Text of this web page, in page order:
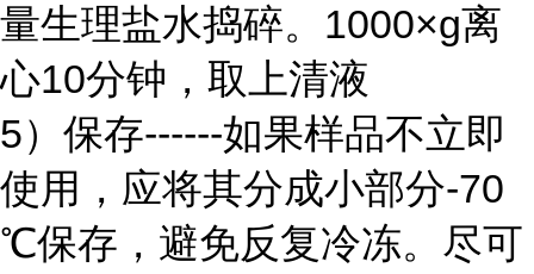
量生理盐水捣碎。1000×g离
心10分钟，取上清液
5）保存------如果样品不立即
使用，应将其分成小部分-70
℃保存，避免反复冷冻。尽可